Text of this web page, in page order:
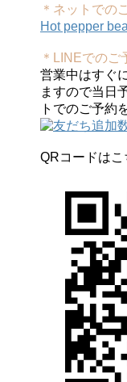
＊ネットでの
Hot pepper
＊LINEでのご
営業中はすぐ
ますので当日
トでのご予約
QRコードはこ